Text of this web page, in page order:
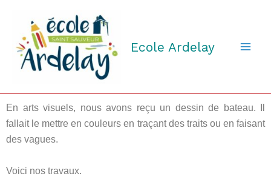
contenu
Ecole Ardelay
En arts visuels, nous avons reçu un dessin de bateau. Il
fallait le mettre en couleurs en traçant des traits ou en faisant
des vagues.
Voici nos travaux.